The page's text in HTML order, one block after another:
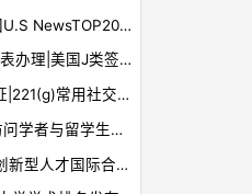
2025-2026年度美国U.S NewsTOP20最佳医院榜单及15个专科排名
2025年最新DS2019表办理|美国J类签证教程（一）
美国访学/博后J1签证|221(g)常用社交媒体补件注意事项
什么是访问学者？访问学者与留学生有什么区别？
CSC发布《2026年创新型人才国际合作培养项目指南》